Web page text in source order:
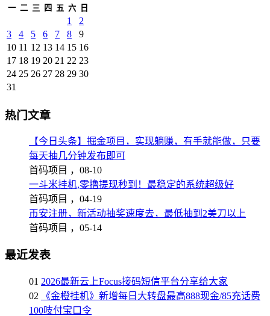
一 二 三 四 五 六 日
1
2
3
4 5 6 7 8
9
10 11 12 13 14 15 16
17 18 19 20 21 22 23
24 25 26 27 28 29 30
31
热门文章
【今日头条】掘金项目，实现躺赚，有手就能做，只要
每天抽几分钟发布即可
首码项目 ， 08-10
一斗米挂机,零撸提现秒到！最稳定的系统超级好
首码项目 ， 04-19
币安注册，新活动抽奖速度去，最低抽到2美刀以上
首码项目 ， 05-14
最近发表
01 2026最新云上Focus接码短信平台分享给大家
02
《金橙挂机》新增每日大转盘最高888现金/85充话费
100吱付宝口令